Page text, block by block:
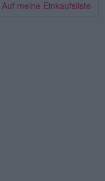
Auf meine Einkaufsliste